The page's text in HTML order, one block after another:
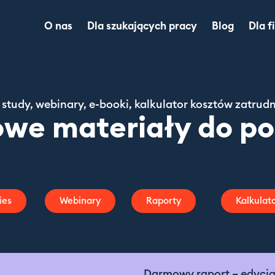
O nas Dla szukających pracy Blog Dla
study, webinary, e-booki, kalkulator kosztów
materiały do
Webinary Raporty